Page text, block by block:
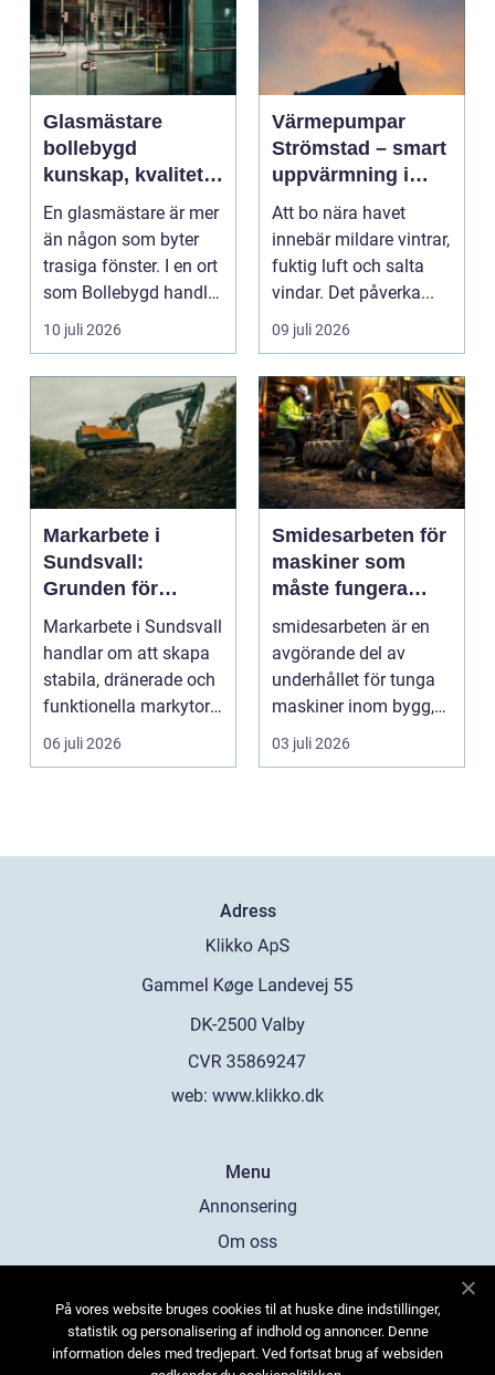
Glasmästare
bollebygd
kunskap, kvalitet
och smarta
glaslösningar
En glasmästare är mer
än någon som byter
trasiga fönster. I en ort
som Bollebygd handlar
yrket lika ...
10 juli 2026
Värmepumpar
Strömstad – smart
uppvärmning i
kustklimat
Att bo nära havet
innebär mildare vintrar,
fuktig luft och salta
vindar. Det påverka...
09 juli 2026
Markarbete i
Sundsvall:
Grunden för
hållbara hus,
vägar och tomter
Markarbete i Sundsvall
handlar om att skapa
stabila, dränerade och
funktionella markytor
som kl...
06 juli 2026
Smidesarbeten för
maskiner som
måste fungera
varje dag
smidesarbeten är en
avgörande del av
underhållet för tunga
maskiner inom bygg,
entreprenad, skog
och...
03 juli 2026
Adress
web: www.klikko.dk
Menu
Annonsering
Om oss
Kontakta oss
Sitemap
På vores website bruges cookies til at huske dine indstillinger,
statistik og personalisering af indhold og annoncer. Denne
information deles med tredjepart. Ved fortsat brug af websiden